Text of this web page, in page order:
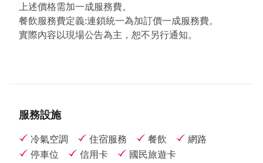
上述價格需加一成服務費。
餐飲服務費定義:連鎖統一為加訂價一成服務費。
實際內容以現場公告為主，恕不另行通知。
服務設施
冷氣空調 住宿服務 餐飲
網路
停車位
信用卡
國民旅遊卡